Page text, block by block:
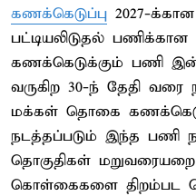
கணக்கெடுப்பு 2027-
பட்டியலிடுதல்
கணக்கெடுக்கும் பணி
வருகிற 30-ந் தேதி வரை
மக்கள் தொகை
நடத்தப்படும் இந்த பணி
தொகுதிகள்
கொள்கைகளை திறம்பட